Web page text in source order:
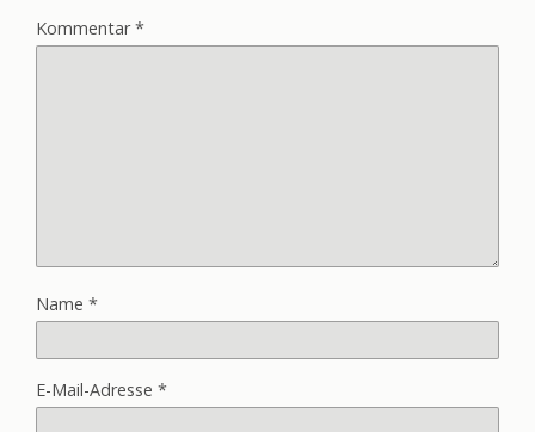
Kommentar*
Name *
E-Mail-Adresse *